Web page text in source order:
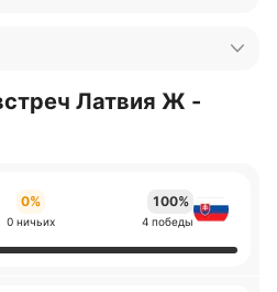
Латвия Ж -
0%
0 ничьих
100%
4 победы